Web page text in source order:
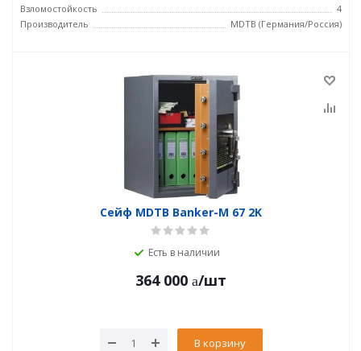
Взломостойкость
4
Производитель
MDTB (Германия/Россия)
Сейф MDTB Banker-M 67 2K
Есть в наличии
364 000 /шт
В корзину